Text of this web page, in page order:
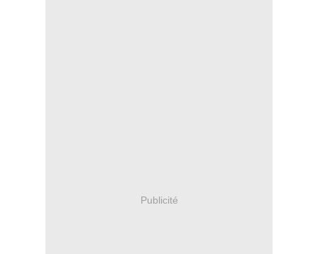
Publicité